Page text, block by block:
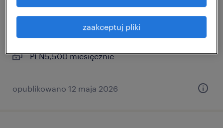
(k/m/n)
lubań, dolnośląskie
praca tymczasowa
PLN5,500 miesięcznie
opublikowano 12 maja 2026
zaakceptuj pliki